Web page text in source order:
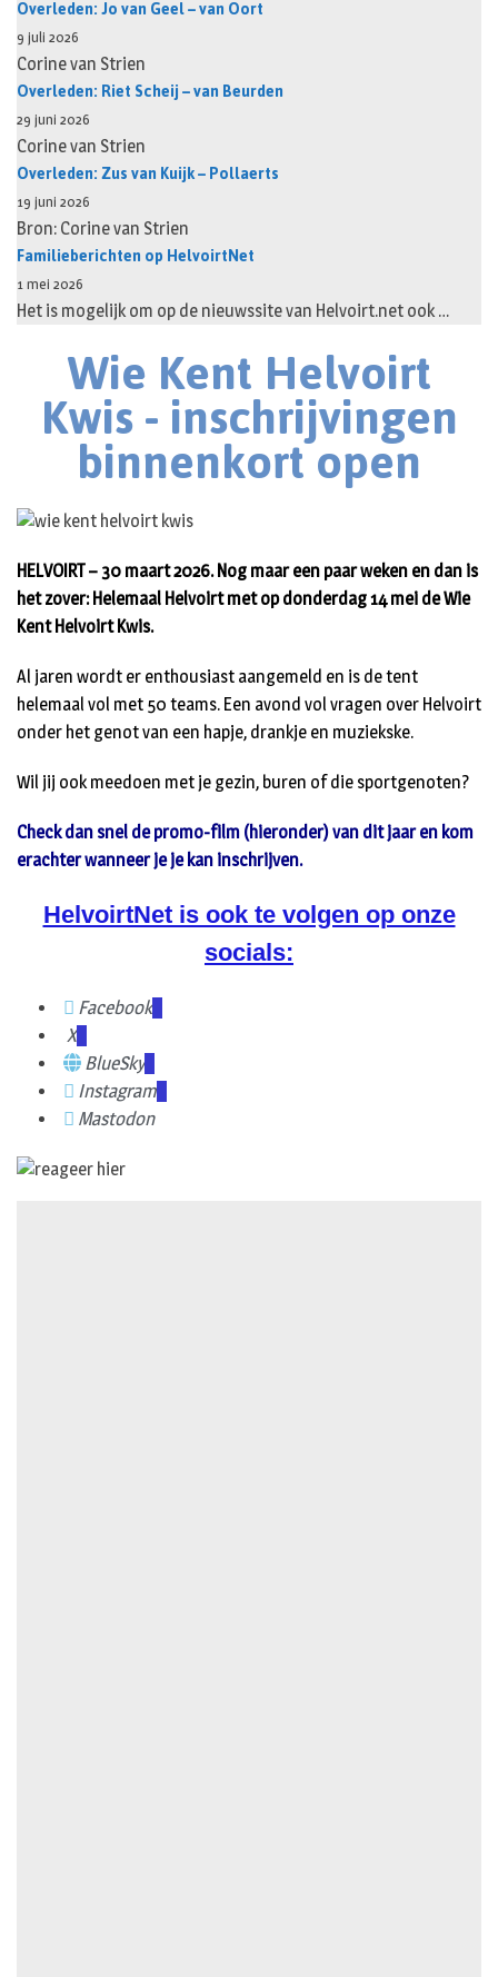
Overleden: Jo van Geel – van Oort
9 juli 2026
Corine van Strien
Overleden: Riet Scheij – van Beurden
29 juni 2026
Corine van Strien
Overleden: Zus van Kuijk – Pollaerts
19 juni 2026
Bron: Corine van Strien
Familieberichten op HelvoirtNet
1 mei 2026
Het is mogelijk om op de nieuwssite van Helvoirt.net ook …
Wie Kent Helvoirt
Kwis - inschrijvingen
binnenkort open
HELVOIRT – 30 maart 2026. Nog maar een paar weken en dan is
het zover: Helemaal Helvoirt met op donderdag 14 mei de Wie
Kent Helvoirt Kwis.
Al jaren wordt er enthousiast aangemeld en is de tent
helemaal vol met 50 teams. Een avond vol vragen over Helvoirt
onder het genot van een hapje, drankje en muziekske.
Wil jij ook meedoen met je gezin, buren of die sportgenoten?
Check dan snel de promo-film (hieronder) van dit jaar en kom
erachter wanneer je je kan inschrijven.
HelvoirtNet is ook te volgen op onze
socials:
Facebook
X
BlueSky
Instagram
Mastodon